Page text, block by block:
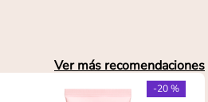
Ver más recomendaciones
-20 %